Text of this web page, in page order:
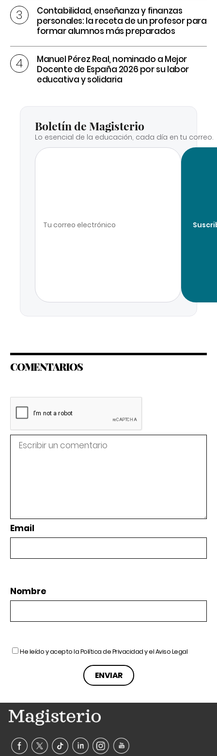
Contabilidad, enseñanza y finanzas
personales: la receta de un profesor para
formar alumnos más preparados
Manuel Pérez Real, nominado a Mejor
Docente de España 2026 por su labor
educativa y solidaria
Boletín de Magisterio
Lo esencial de la educación, cada día en tu correo.
COMENTARIOS
Email
Nombre
He leído y acepto laPolítica de Privacidady elAviso Legal